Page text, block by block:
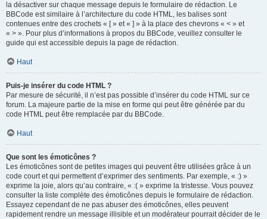
la désactiver sur chaque message depuis le formulaire de rédaction. Le
BBCode est similaire à l’architecture du code HTML, les balises sont
contenues entre des crochets « [ » et « ] » à la place des chevrons « < » et
« > ». Pour plus d’informations à propos du BBCode, veuillez consulter le
guide qui est accessible depuis la page de rédaction.
Haut
Puis-je insérer du code HTML ?
Par mesure de sécurité, il n’est pas possible d’insérer du code HTML sur ce
forum. La majeure partie de la mise en forme qui peut être générée par du
code HTML peut être remplacée par du BBCode.
Haut
Que sont les émoticônes ?
Les émoticônes sont de petites images qui peuvent être utilisées grâce à un
code court et qui permettent d’exprimer des sentiments. Par exemple, « :) »
exprime la joie, alors qu’au contraire, « :( » exprime la tristesse. Vous pouvez
consulter la liste complète des émoticônes depuis le formulaire de rédaction.
Essayez cependant de ne pas abuser des émoticônes, elles peuvent
rapidement rendre un message illisible et un modérateur pourrait décider de le